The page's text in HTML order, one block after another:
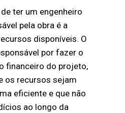
ter um engenheiro
pela obra é a
disponíveis. O
por fazer o
financeiro do projeto,
os recursos sejam
eficiente e que não
ao longo da